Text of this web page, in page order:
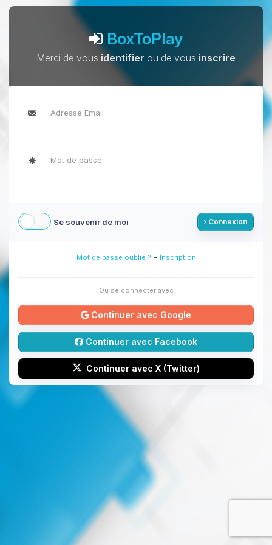
BoxToPlay
Merci de vous identifier ou de vous inscrire
Se souvenir de moi Connexion
Mot de passe oublié ? - Inscription
Ou se connecter avec
Continuer avec Google
Continuer avec Facebook
Continuer avec X (Twitter)